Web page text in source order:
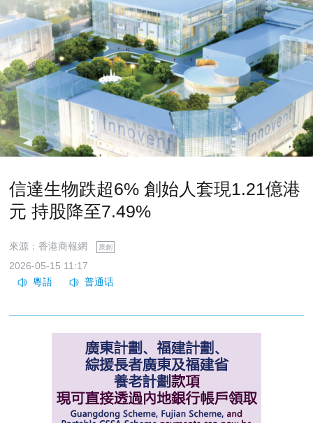
信達生物跌超6% 創始人套現1.21億港
元 持股降至7.49%
來源：香港商報網 原創
2026-05-15 11:17